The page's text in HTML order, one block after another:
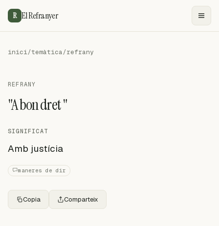
R El Refranyer
inici/temàtica/refrany
REFRANY
"A bon dret "
SIGNIFICAT
Amb justícia
maneres de dir
Copia Comparteix